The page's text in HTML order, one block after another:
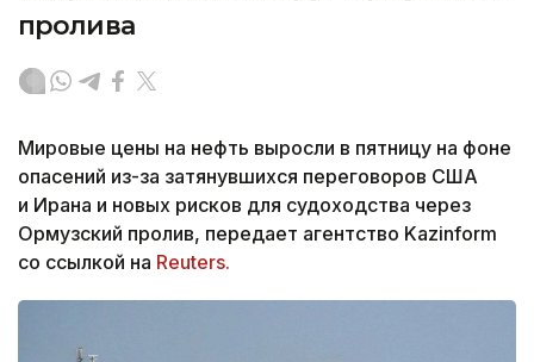
пролива
Мировые цены на нефть выросли в пятницу на фоне
опасений из-за затянувшихся переговоров США
и Ирана и новых рисков для судоходства через
Ормузский пролив, передает агентство Kazinform
со ссылкой на Reuters.